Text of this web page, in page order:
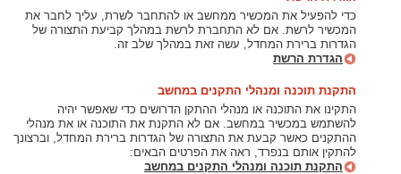
כדי להפעיל את המכשיר ממחשב או להתחבר לשרת, עליך לחבר את
המכשיר לרשת. אם לא התחברת לרשת במהלך קביעת התצורה של
הגדרות ברירת המחדל, עשה זאת במהלך שלב זה.
הגדרת הרשת
התקנת תוכנה ומנהלי התקנים במחשב
התקינו את התוכנה או מנהלי ההתקן הדרושים כדי שאפשר יהיה
להשתמש במכשיר במחשב. אם לא התקנת את התוכנה או את מנהלי
ההתקנים כאשר קבעת את התצורה של הגדרות ברירת המחדל, וברצונך
להתקין אותם בנפרד, ראה את הפרטים הבאים:
התקנת תוכנה ומנהלי התקנים במחשב